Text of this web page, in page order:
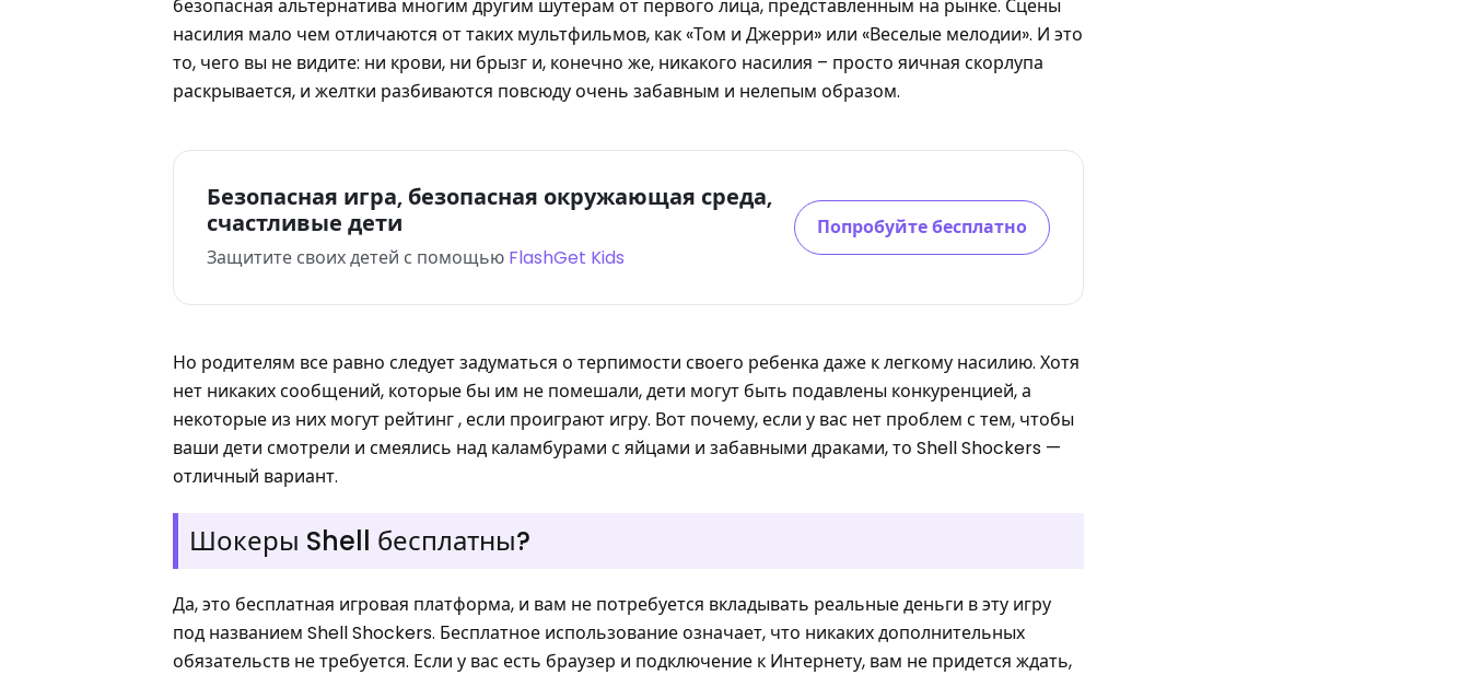
безопасная альтернатива многим другим шутерам от первого лица, представленным на рынке. Сцены
насилия мало чем отличаются от таких мультфильмов, как «Том и Джерри» или «Веселые мелодии». И это
то, чего вы не видите: ни крови, ни брызг и, конечно же, никакого насилия – просто яичная скорлупа
раскрывается, и желтки разбиваются повсюду очень забавным и нелепым образом.
Безопасная игра, безопасная окружающая среда,
счастливые дети
Защитите своих детей с помощью FlashGet Kids
Попробуйте бесплатно
Но родителям все равно следует задуматься о терпимости своего ребенка даже к легкому насилию. Хотя
нет никаких сообщений, которые бы им не помешали, дети могут быть подавлены конкуренцией, а
некоторые из них могут рейтинг , если проиграют игру. Вот почему, если у вас нет проблем с тем, чтобы
ваши дети смотрели и смеялись над каламбурами с яйцами и забавными драками, то Shell Shockers —
отличный вариант.
Шокеры Shell бесплатны?
Да, это бесплатная игровая платформа, и вам не потребуется вкладывать реальные деньги в эту игру
под названием Shell Shockers. Бесплатное использование означает, что никаких дополнительных
обязательств не требуется. Если у вас есть браузер и подключение к Интернету, вам не придется ждать,